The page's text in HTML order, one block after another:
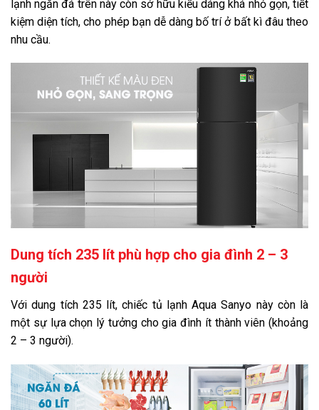
lạnh ngăn đá trên này còn sở hữu kiểu dáng khá nhỏ gọn, tiết
kiệm diện tích, cho phép bạn dễ dàng bố trí ở bất kì đâu theo
nhu cầu.
Dung tích 235 lít phù hợp cho gia đình 2 – 3
người
Với dung tích 235 lít, chiếc tủ lạnh Aqua Sanyo này còn là
một sự lựa chọn lý tưởng cho gia đình ít thành viên (khoảng
2 – 3 người).